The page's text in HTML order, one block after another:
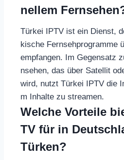
nellem
Türkei IPTV ist ein Dienst,
kische Fernsehprogramme
empfangen. Im Gegensatz
nsehen, das über Satellit
wird, nutzt Türkei IPTV die
m Inhalte zu streamen.
Welche Vorteile
TV für in
Türken?